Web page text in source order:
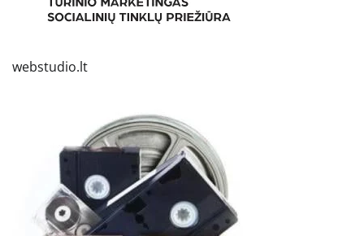
webstudio.lt